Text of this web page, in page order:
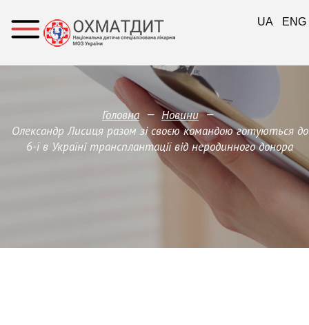
Головна — Новини —
Олександр Лисиця разом зі своєю командою готуються до
6-ї в Україні трансплантації від неродинного донора
UA ENG